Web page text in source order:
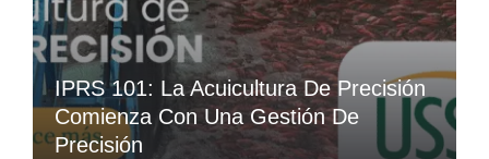
IPRS 101: La Acuicultura De Precisión
Comienza Con Una Gestión De
Precisión